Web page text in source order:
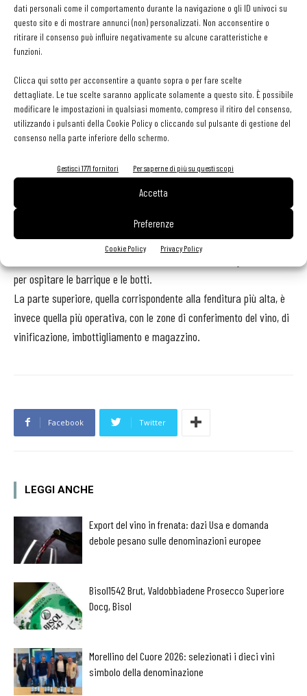
dati personali come il comportamento durante la navigazione o gli ID univoci su
questo sito e di mostrare annunci (non) personalizzati. Non acconsentire o
ritirare il consenso può influire negativamente su alcune caratteristiche e
funzioni.
Clicca qui sotto per acconsentire a quanto sopra o per fare scelte
dettagliate. Le tue scelte saranno applicate solamente a questo sito. È possibile
modificare le impostazioni in qualsiasi momento, compreso il ritiro del consenso,
utilizzando i pulsanti della Cookie Policy o cliccando sul pulsante di gestione del
consenso nella parte inferiore dello schermo.
Gestisci 1771 fornitori Per saperne di più su questi scopi
Accetta
Preferenze
Cookie Policy Privacy Policy
Pesa (Firenze), nel cuore del Chianti, invece, praticamente non
appare a chi transiti rapido nelle sue vicinanze. Si sviluppa tutta
sotto terra, lasciando intuire la sua presenza con due fenditure nel
ideogramma nel fianco della collina. Armonico equilibrio con la
natura e capacità di sfruttare la morfologia del paesaggio collinare
del Chianti, la cantina - che sarà inaugurata a fine anno - ospiterà
tutta l’attività della Marchesi Antinori, non solo produttiva ma
anche gestionale. Quasi invisibile dall’esterno, la cantina si
trasforma infatti in una scultura architettonica all’interno,
suddivisa su vari livelli, in cui trovano spazio i parcheggi, la zona
produttiva, gli uffici e le aree destinate ai visitatori. La zona
d’invecchiamento del vino è stata posta all’interno, nelle profondità
per ospitare le barrique e le botti.
La parte superiore, quella corrispondente alla fenditura più alta, è
invece quella più operativa, con le zone di conferimento del vino, di
vinificazione, imbottigliamento e magazzino.
Facebook Twitter
LEGGI ANCHE
Export del vino in frenata: dazi Usa e domanda
debole pesano sulle denominazioni europee
Bisol1542 Brut, Valdobbiadene Prosecco Superiore
Docg, Bisol
Morellino del Cuore 2026: selezionati i dieci vini
simbolo della denominazione